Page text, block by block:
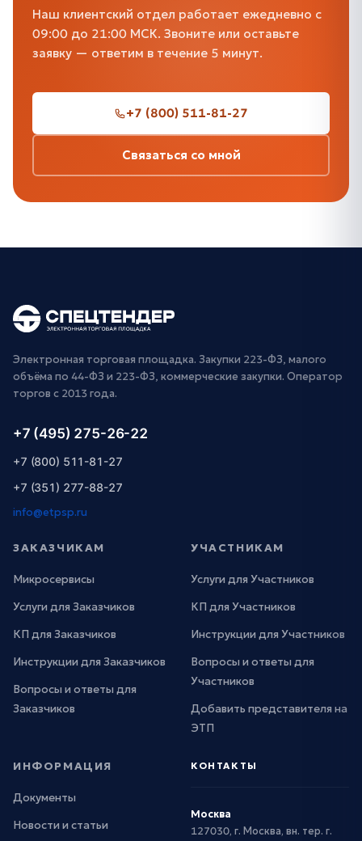
Наш клиентский отдел работает ежедневно с
09:00 до 21:00 МСК. Звоните или оставьте
заявку — ответим в течение 5 минут.
+7 (800) 511-81-27
Связаться со мной
Электронная торговая площадка. Закупки 223-ФЗ, малого
объёма по 44-ФЗ и 223-ФЗ, коммерческие закупки. Оператор
торгов с 2013 года.
+7 (495) 275-26-22
+7 (800) 511-81-27
+7 (351) 277-88-27
info@etpsp.ru
ЗАКАЗЧИКАМ
Микросервисы
Услуги для Заказчиков
КП для Заказчиков
Инструкции для Заказчиков
Вопросы и ответы для
Заказчиков
УЧАСТНИКАМ
Услуги для Участников
КП для Участников
Инструкции для Участников
Вопросы и ответы для
Участников
Добавить представителя на
ЭТП
ИНФОРМАЦИЯ
Документы
Новости и статьи
КОНТАКТЫ
Москва
127030, г. Москва, вн. тер. г.